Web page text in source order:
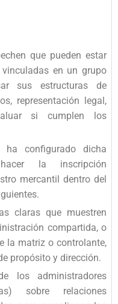
que pueden estar
en un grupo
sus estructuras de
representación legal,
si cumplen los
configurado dicha
la inscripción
mercantil dentro del
claras que muestren
compartida, o
la matriz o controlante,
propósito y dirección.
los administradores
sobre relaciones